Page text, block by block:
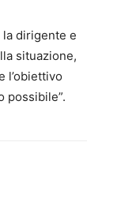
la dirigente e
situazione,
l’obiettivo
possibile”.